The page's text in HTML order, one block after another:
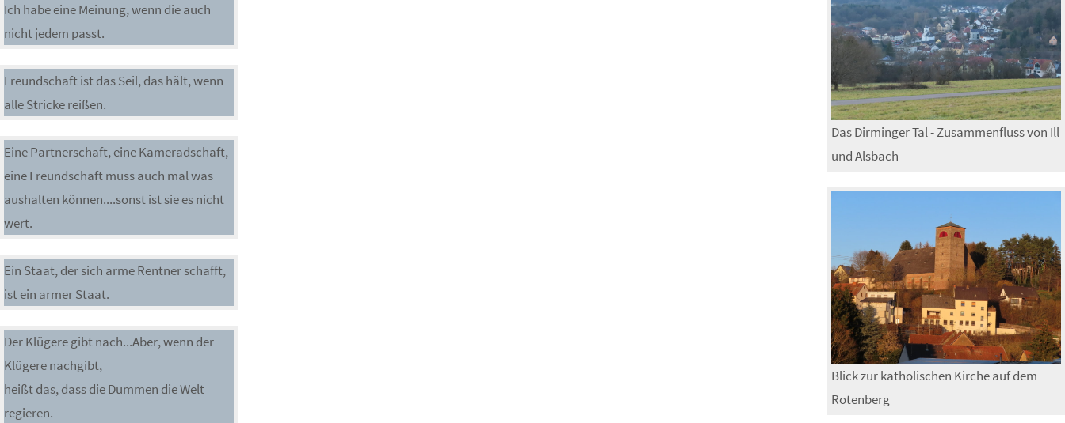
Ich habe eine Meinung, wenn die auch
nicht jedem passt.
Freundschaft ist das Seil, das hält, wenn
alle Stricke reißen.
Eine Partnerschaft, eine Kameradschaft,
eine Freundschaft muss auch mal was
aushalten können....sonst ist sie es nicht
wert.
Ein Staat, der sich arme Rentner schafft,
ist ein armer Staat.
Der Klügere gibt nach...Aber, wenn der
Klügere nachgibt,
heißt das, dass die Dummen die Welt
regieren.
Das Dirminger Tal - Zusammenfluss von Ill
und Alsbach
Blick zur katholischen Kirche auf dem
Rotenberg